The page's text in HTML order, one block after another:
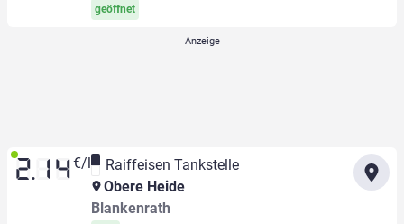
geöffnet
2.14 €/l
Raiffeisen Tankstelle
Obere Heide
Blankenrath